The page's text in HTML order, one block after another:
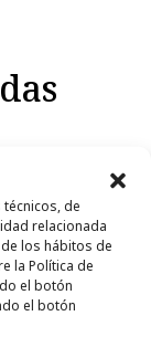
de
relacionada
los hábitos de
la Política de
el botón
el botón